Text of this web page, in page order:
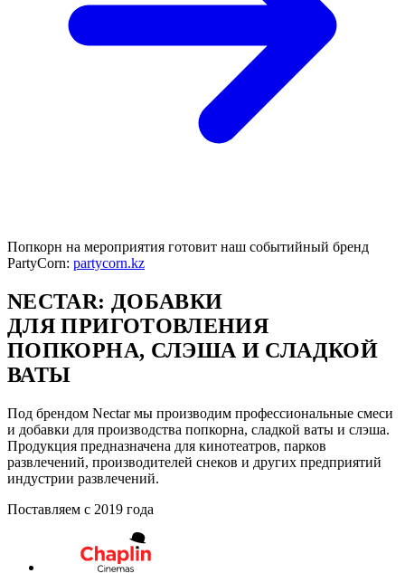
Попкорн на мероприятия готовит наш событийный бренд
PartyCorn: partycorn.kz
NECTAR: ДОБАВКИ
ДЛЯ ПРИГОТОВЛЕНИЯ
ПОПКОРНА, СЛЭША И СЛАДКОЙ
ВАТЫ
Под брендом Nectar мы производим профессиональные смеси
и добавки для производства попкорна, сладкой ваты и слэша.
Продукция предназначена для кинотеатров, парков
развлечений, производителей снеков и других предприятий
индустрии развлечений.
Поставляем с 2019 года